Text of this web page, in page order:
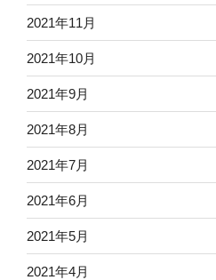
2021年11月
2021年10月
2021年9月
2021年8月
2021年7月
2021年6月
2021年5月
2021年4月